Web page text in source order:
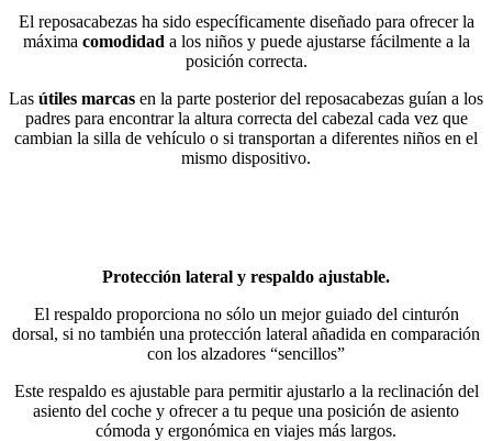
El reposacabezas ha sido específicamente diseñado para ofrecer la
máxima comodidad a los niños y puede ajustarse fácilmente a la
posición correcta.
Las útiles marcas en la parte posterior del reposacabezas guían a los
padres para encontrar la altura correcta del cabezal cada vez que
cambian la silla de vehículo o si transportan a diferentes niños en el
mismo dispositivo.
Protección lateral y respaldo ajustable.
El respaldo proporciona no sólo un mejor guiado del cinturón
dorsal, si no también una protección lateral añadida en comparación
con los alzadores “sencillos”
Este respaldo es ajustable para permitir ajustarlo a la reclinación del
asiento del coche y ofrecer a tu peque una posición de asiento
cómoda y ergonómica en viajes más largos.